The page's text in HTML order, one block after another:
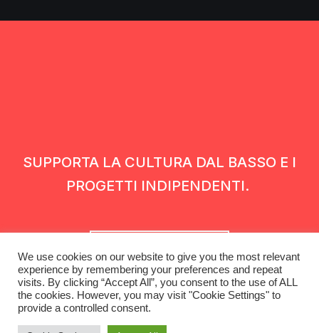
SUPPORTA LA CULTURA DAL BASSO E I
PROGETTI INDIPENDENTI.
We use cookies on our website to give you the most relevant
experience by remembering your preferences and repeat
visits. By clicking “Accept All”, you consent to the use of ALL
the cookies. However, you may visit "Cookie Settings" to
provide a controlled consent.